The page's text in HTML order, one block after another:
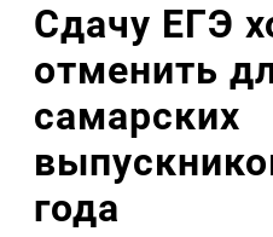
Сдачу ЕГЭ
отменить
самарских
года